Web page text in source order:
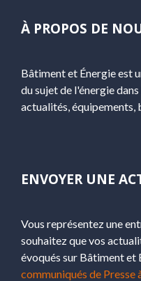
À PROPOS DE
Bâtiment et Énergie est
du sujet de l'énergie
actualités, équipements,
ENVOYER UNE
Vous représentez une
souhaitez que vos
évoqués sur Bâtiment et
communiqués de Presse